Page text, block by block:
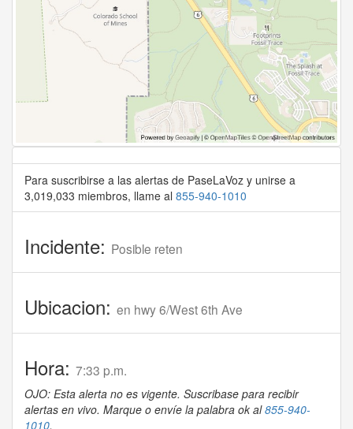
Para suscribirse a las alertas de PaseLaVoz y unirse a
3,019,033 miembros, llame al 855-940-1010
Incidente: Posible reten
Ubicacion: en hwy 6/West 6th Ave
Hora: 7:33 p.m.
OJO: Esta alerta no es vigente. Suscribase para recibir
alertas en vivo. Marque o envíe la palabra ok al855-940-
1010.